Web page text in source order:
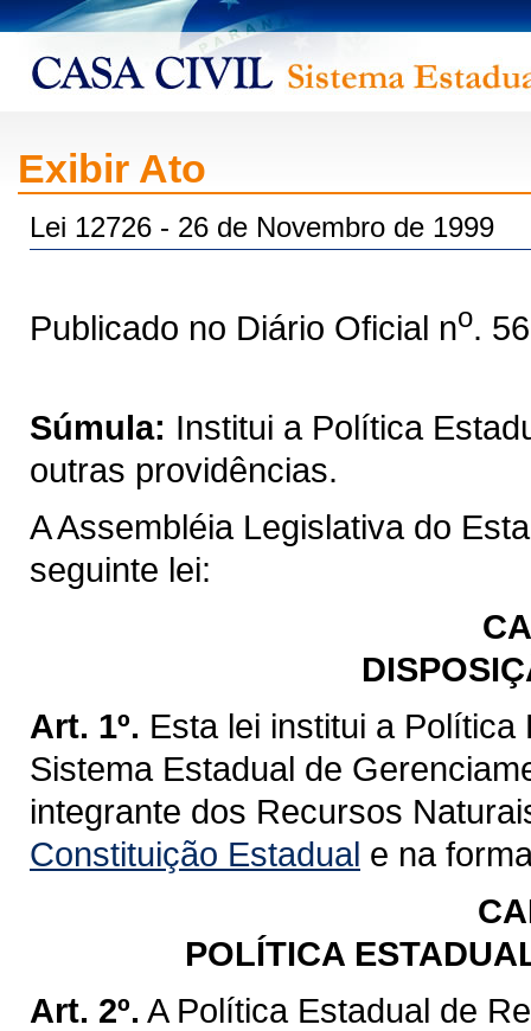
Exibir Ato
Lei 12726 - 26 de Novembro de 1999
Publicado no Diário Oficial no.
Súmula: Institui a Política
outras providências.
A Assembléia Legislativa do
seguinte lei:
Art. 1º. Esta lei institui a
Sistema Estadual de
integrante dos Recursos
Constituição Estadual e na
POLÍTICA
Art. 2º. A Política Estadual de